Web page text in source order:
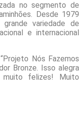
no segmento de
Desde 1979
variedade de
e internacional
Nós Fazemos
Bronze. Isso alegra
felizes! Muito